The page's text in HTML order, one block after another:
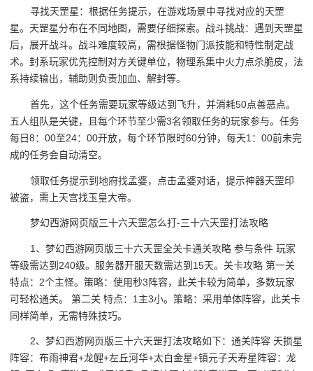
寻找天罡星：根据任务提示，在游戏场景中寻找对应的天罡
星。天罡星分布在不同地图，需要仔细探索。战斗挑战：遇到天罡星
后，展开战斗。战斗难度较高，需根据怪物门派技能和特性制定战
术。封系玩家优先控制对方关键单位，物理系集中火力点杀脆皮，法
系持续输出，辅助则负责加血、解封等。
首先，这个任务需要玩家等级达到飞升，并消耗50点善恶点。
五人组队是关键，且每个环节至少需3名领取任务的玩家参与。任务
每日8：00至24：00开放，每个环节限时60分钟，每天1：00前未完
成的任务会自动清空。
领取任务提示到地府找孟婆，点击孟婆对话，提示神器天罡印
被盗，需上天宫找玉皇大帝。
梦幻西游网页版三十六天罡怎么打-三十六天罡打法攻略
1、梦幻西游网页版三十六天罡全关卡通关攻略 参与条件 玩家
等级需达到240级。服务器开服天数需达到15天。关卡攻略 第一关
特点：2个主怪。策略：使用秒3阵容，此关卡较为简单，多数玩家
可轻松通关。 第二关 特点：1主3小。策略：采用单体阵容，此关卡
同样简单，无需特殊技巧。
2、梦幻西游网页版三十六天罡打法攻略如下：通关阵容 天损星
阵容：布雨神君+龙鲤+左丘河华+太白金星+镇元子天寿星阵容：龙